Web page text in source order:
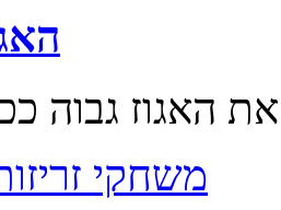
משחקי